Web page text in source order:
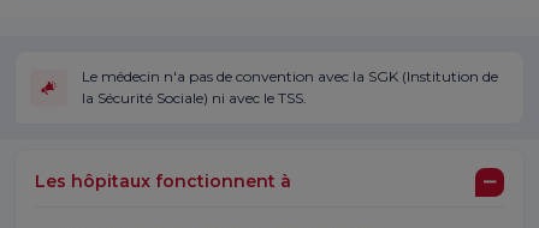
Le médecin n'a pas de convention avec la SGK (Institution de
la Sécurité Sociale) ni avec le TSS.
Les hôpitaux fonctionnent à